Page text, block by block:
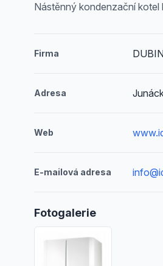
Nástěnný kondenzační
Firma
Adresa
Web
E-mailová adresa
Fotogalerie